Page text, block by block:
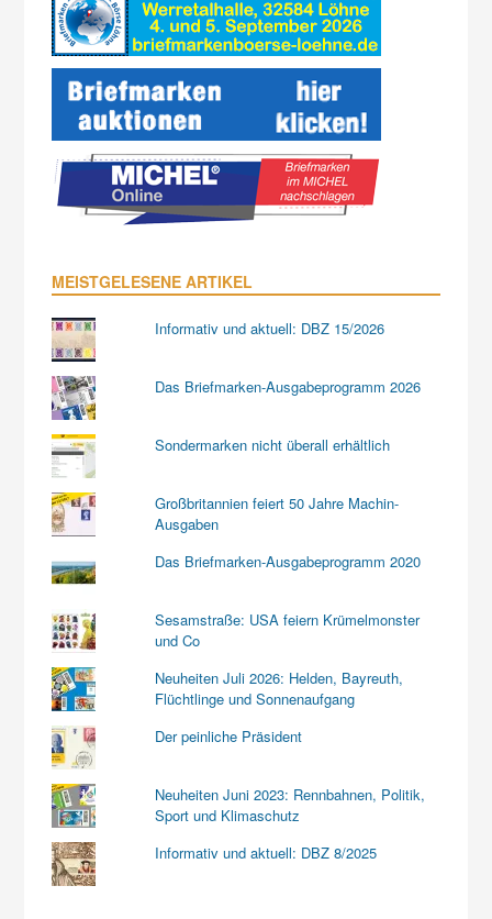
MEISTGELESENE ARTIKEL
Informativ und aktuell: DBZ 15/2026
Das Briefmarken-Ausgabeprogramm 2026
Sondermarken nicht überall erhältlich
Großbritannien feiert 50 Jahre Machin-
Ausgaben
Das Briefmarken-Ausgabeprogramm 2020
Sesamstraße: USA feiern Krümelmonster
und Co
Neuheiten Juli 2026: Helden, Bayreuth,
Flüchtlinge und Sonnenaufgang
Der peinliche Präsident
Neuheiten Juni 2023: Rennbahnen, Politik,
Sport und Klimaschutz
Informativ und aktuell: DBZ 8/2025